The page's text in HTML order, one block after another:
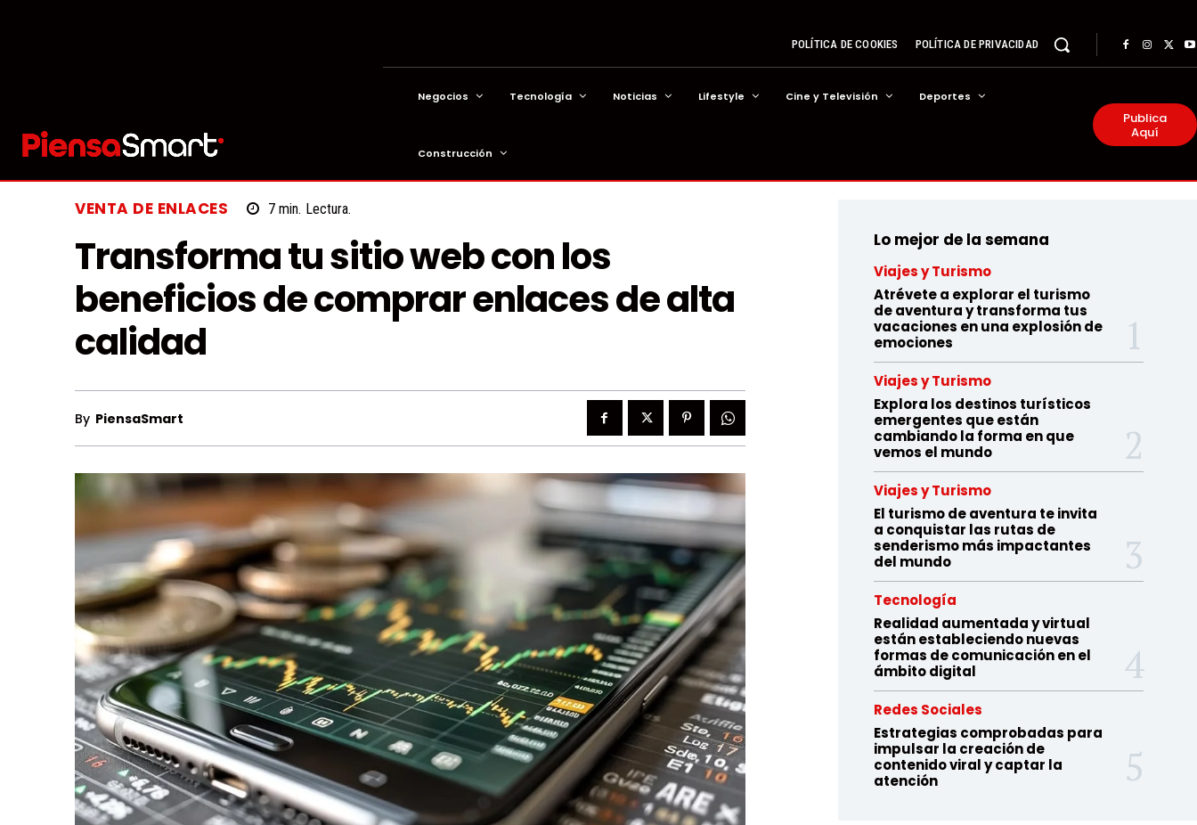
POLÍTICA DE COOKIES POLÍTICA DE PRIVACIDAD
Negocios Tecnología Noticias Lifestyle Cine y Televisión Deportes
Construcción
Publica
Aquí
VENTA DE ENLACES 7 min. Lectura.
Transforma tu sitio web con los
beneficios de comprar enlaces de alta
calidad
By PiensaSmart
Lo mejor de la semana
Viajes y Turismo
Atrévete a explorar el turismo
de aventura y transforma tus
vacaciones en una explosión de
emociones
Viajes y Turismo
Explora los destinos turísticos
emergentes que están
cambiando la forma en que
vemos el mundo
Viajes y Turismo
El turismo de aventura te invita
a conquistar las rutas de
senderismo más impactantes
del mundo
Tecnología
Realidad aumentada y virtual
están estableciendo nuevas
formas de comunicación en el
ámbito digital
Redes Sociales
Estrategias comprobadas para
impulsar la creación de
contenido viral y captar la
atención